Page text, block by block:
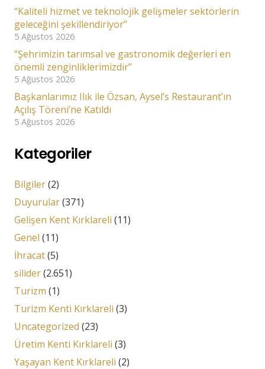
“Kaliteli hizmet ve teknolojik gelişmeler sektörlerin
geleceğini şekillendiriyor”
5 Ağustos 2026
“Şehrimizin tarımsal ve gastronomik değerleri en
önemli zenginliklerimizdir”
5 Ağustos 2026
Başkanlarımız Ilık ile Özsan, Aysel’s Restaurant’ın
Açılış Töreni’ne Katıldı
5 Ağustos 2026
Kategoriler
Bilgiler(2)
Duyurular(371)
Gelişen Kent Kırklareli (11)
Genel (11)
İhracat(5)
silider(2.651)
Turizm (1)
Turizm Kenti Kırklareli (3)
Uncategorized (23)
Üretim Kenti Kırklareli (3)
Yaşayan Kent Kırklareli (2)